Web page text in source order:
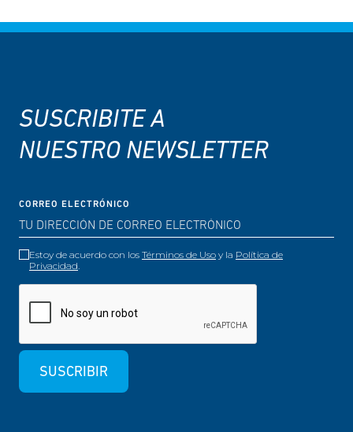
SUSCRIBITE A
NUESTRO NEWSLETTER
CORREO ELECTRÓNICO
Estoy de acuerdo con los Términos de Uso y la Política de
Privacidad
SUSCRIBIR